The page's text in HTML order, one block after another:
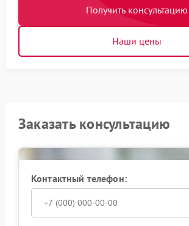
Получить консультацию
Наши цены
Заказать консультацию
Контактный телефон: